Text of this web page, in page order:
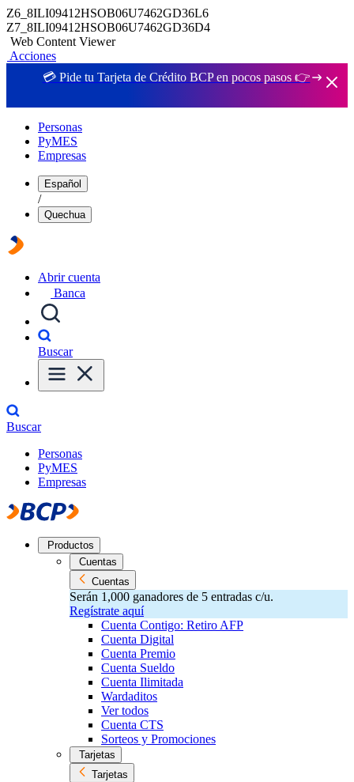
Z6_8ILI09412HSOB06U7462GD36L6
Z7_8ILI09412HSOB06U7462GD36D4
Web Content Viewer
Acciones
💳 Pide tu Tarjeta de Crédito BCP en pocos pasos 👉
Personas
PyMES
Empresas
Español
/
Quechua
Abrir cuenta
Banca
Buscar
Buscar
Personas
PyMES
Empresas
Productos
Cuentas
Cuentas
Serán 1,000 ganadores de 5 entradas c/u.
Regístrate aquí
Cuenta Contigo: Retiro AFP
Cuenta Digital
Cuenta Premio
Cuenta Sueldo
Cuenta Ilimitada
Wardaditos
Ver todos
Cuenta CTS
Sorteos y Promociones
Tarjetas
Tarjetas